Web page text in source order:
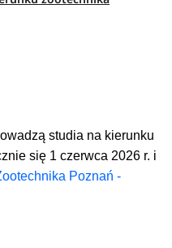
studia na kierunku
się 1 czerwca 2026 r. i
Poznań -